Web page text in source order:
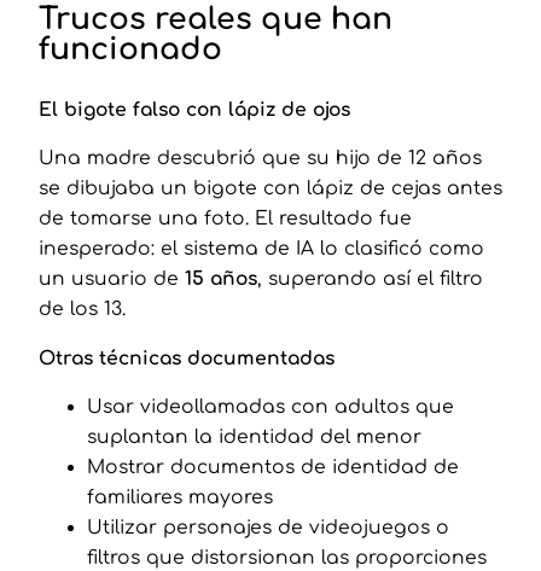
Trucos reales que han
funcionado
El bigote falso con lápiz de ojos
Una madre descubrió que su hijo de 12 años
se dibujaba un bigote con lápiz de cejas antes
de tomarse una foto. El resultado fue
inesperado: el sistema de IA lo clasificó como
un usuario de 15 años, superando así el filtro
de los 13.
Otras técnicas documentadas
Usar videollamadas con adultos que
suplantan la identidad del menor
Mostrar documentos de identidad de
familiares mayores
Utilizar personajes de videojuegos o
filtros que distorsionan las proporciones